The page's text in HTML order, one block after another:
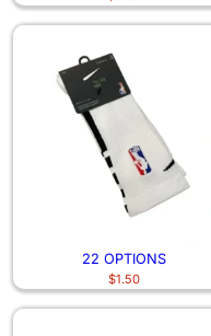
22 OPTIONS
$1.50